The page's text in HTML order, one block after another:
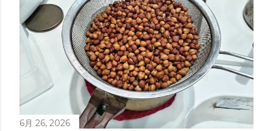
6月 26, 2026